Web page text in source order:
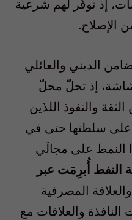
إذ توفّر لهم شرعية
الإصلاح.
الديني والعائلي
إذ تحلّ محلّ
والنفوذ اللذَين
على سلطتها حتى في
النمط على مجالَي
النفط أُبرِمَت عبر
والعلاقة المصرفية
والعلاقات مع